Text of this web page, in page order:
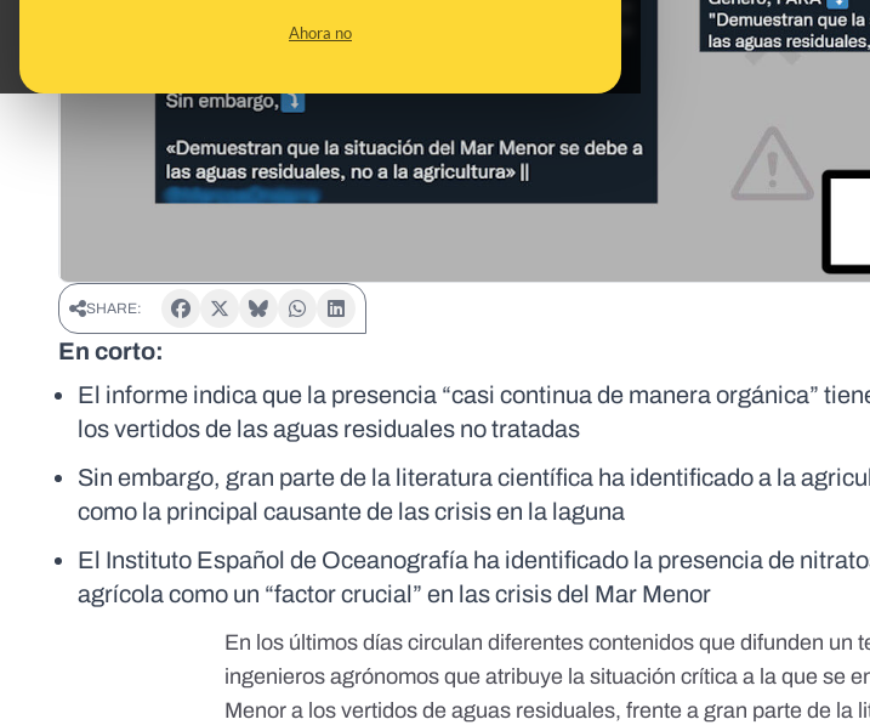
Ahora no
SHARE:
En corto:
El informe indica que la presencia “casi continua de manera orgánica”
los vertidos de las aguas residuales no tratadas
Sin embargo, gran parte de la literatura científica ha identificado a la
como la principal causante de las crisis en la laguna
El Instituto Español de Oceanografía ha identificado la presencia de
agrícola como un “factor crucial” en las crisis del Mar Menor
En los últimos días circulandiferentes contenidos que difunden un
ingenieros agrónomos que atribuye la situación crítica a la que se
Menor a los vertidos de aguas residuales,frente a gran parte de la